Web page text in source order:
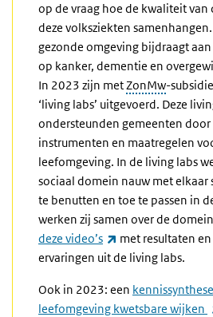
op de vraag hoe de kwaliteit van
deze volksziekten
gezonde omgeving bijdraagt
op kanker, dementie en
In 2023 zijn metZonMw-
‘living labs’ uitgevoerd. Deze
ondersteunden gemeenten
instrumenten en maatregelen
leefomgeving. In de living labs
sociaal domein nauw met elkaar
te benutten en toe te passen in
werken zij samen over de
deze video’s
(externe link)
met resultaten
ervaringen uit de living labs.
Ook in 2023: een
leefomgeving kwetsbare wijken